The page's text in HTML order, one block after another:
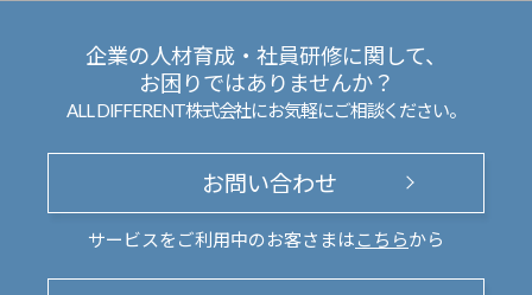
企業の人材育成・社員研修に関して、
お困りではありませんか？
ALL DIFFERENT株式会社にお気軽にご相談ください。
お問い合わせ
サービスをご利用中のお客さまは こちらから